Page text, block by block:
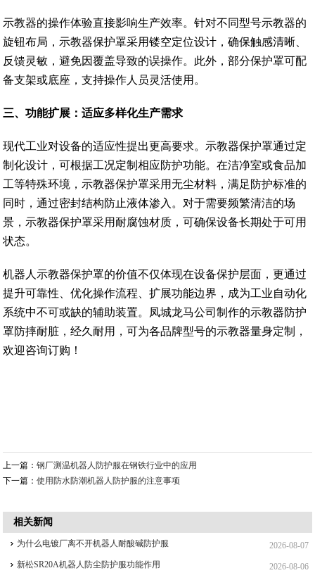
示教器的操作体验直接影响生产效率。针对不同型号示教器的
旋钮布局，示教器保护罩采用镂空定位设计，确保触感清晰、
反馈灵敏，避免因覆盖导致的误操作。此外，部分保护罩可配
备支架或底座，支持操作人员灵活使用。
三、功能扩展：适应多样化生产需求
现代工业对设备的适应性提出更高要求。示教器保护罩通过定
制化设计，可根据工况定制相应防护功能。在洁净室或食品加
工等特殊环境，示教器保护罩采用无尘材料，满足防护标准的
同时，通过密封结构防止液体渗入。对于需要频繁清洁的场
景，示教器保护罩采用耐腐蚀材质，可确保设备长期处于可用
状态。
机器人示教器保护罩的价值不仅体现在设备保护层面，更通过
提升可靠性、优化操作流程、扩展功能边界，成为工业自动化
系统中不可或缺的辅助装置。凤城龙马公司制作的示教器防护
罩防摔耐脏，经久耐用，可为各品牌型号的示教器量身定制，
欢迎咨询订购！
上一篇：钢厂测温机器人防护服在钢铁行业中的应用
下一篇：使用防水防潮机器人防护服的注意事项
相关新闻
2026-08-07
为什么电镀厂离不开机器人耐酸碱防护服
2026-08-06
新松SR20A机器人防尘防护服功能作用